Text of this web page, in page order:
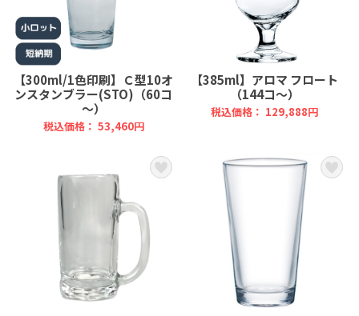
【300ml/1色印刷】Ｃ型10オ
ンスタンブラー(STO)（60コ
～）
税込価格： 53,460円
【385ml】アロマ フロート
（144コ～）
税込価格： 129,888円